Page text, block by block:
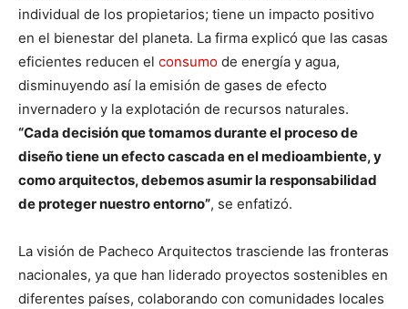
individual de los propietarios; tiene un impacto positivo
en el bienestar del planeta. La firma explicó que las casas
eficientes reducen el consumo de energía y agua,
disminuyendo así la emisión de gases de efecto
invernadero y la explotación de recursos naturales.
“Cada decisión que tomamos durante el proceso de
diseño tiene un efecto cascada en el medioambiente, y
como arquitectos, debemos asumir la responsabilidad
de proteger nuestro entorno”, se enfatizó.
La visión de Pacheco Arquitectos trasciende las fronteras
nacionales, ya que han liderado proyectos sostenibles en
diferentes países, colaborando con comunidades locales